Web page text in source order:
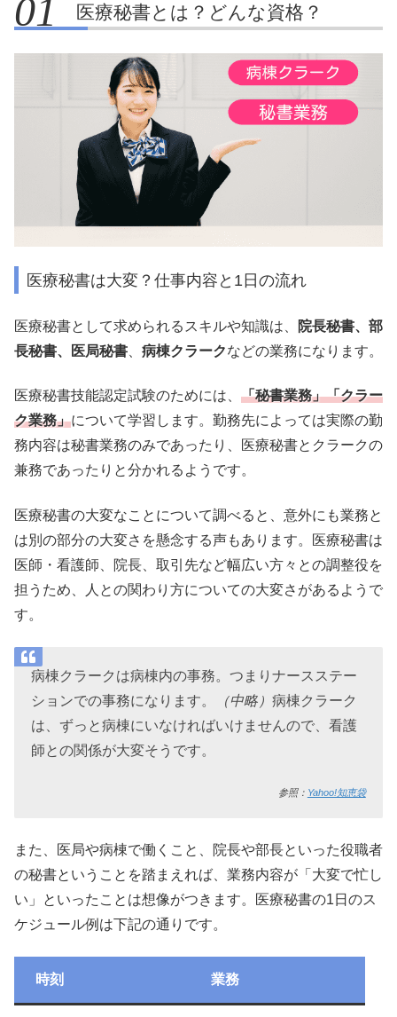
医療秘書とは？どんな資格？
医療秘書は大変？仕事内容と1日の流れ
医療秘書として求められるスキルや知識は、
院長秘書、部
長秘書、医局秘書
病棟クラークなどの業務になります。
医療秘書技能認定試験のためには、 「秘書業務」「クラー
ク業務」について学習します。勤務先によっては実際の勤
務内容は秘書業務のみであったり、医療秘書とクラークの
兼務であったりと分かれるようです。
医療秘書の大変なことについて調べると、意外にも業務と
は別の部分の大変さを懸念する声もあります。医療秘書は
医師・看護師、院長、取引先など幅広い方々との調整役を
担うため、人との関わり方についての大変さがあるようで
す。
病棟クラークは病棟内の事務。つまりナースステー
ションでの事務になります。
（中略）病棟クラーク
は、ずっと病棟にいなければいけませんので、看護
師との関係が大変そうです。
参照： Yahoo!知恵袋
また、医局や病棟で働くこと、院長や部長といった役職者
の秘書ということを踏まえれば、業務内容が「大変で忙し
い」といったことは想像がつきます。医療秘書の1日のス
ケジュール例は下記の通りです。
時刻 業務